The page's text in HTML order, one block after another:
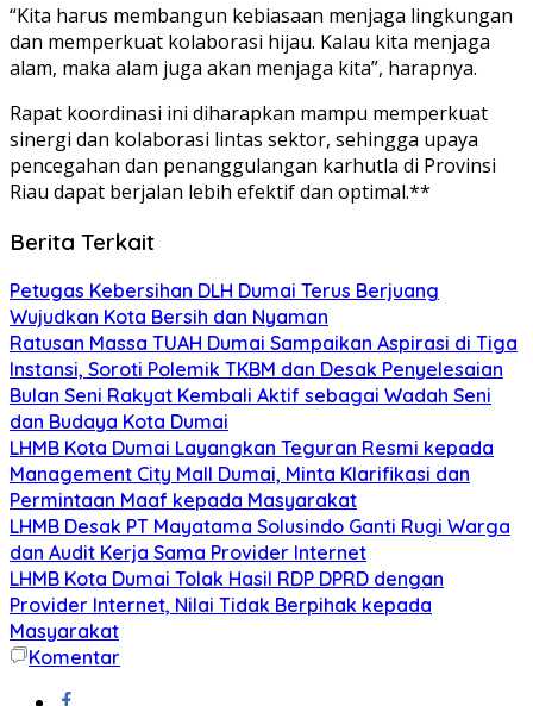
“Kita harus membangun kebiasaan menjaga lingkungan
dan memperkuat kolaborasi hijau. Kalau kita menjaga
alam, maka alam juga akan menjaga kita”, harapnya.
Rapat koordinasi ini diharapkan mampu memperkuat
sinergi dan kolaborasi lintas sektor, sehingga upaya
pencegahan dan penanggulangan karhutla di Provinsi
Riau dapat berjalan lebih efektif dan optimal.**
Berita Terkait
Petugas Kebersihan DLH Dumai Terus Berjuang
Wujudkan Kota Bersih dan Nyaman
Ratusan Massa TUAH Dumai Sampaikan Aspirasi di Tiga
Instansi, Soroti Polemik TKBM dan Desak Penyelesaian
Bulan Seni Rakyat Kembali Aktif sebagai Wadah Seni
dan Budaya Kota Dumai
LHMB Kota Dumai Layangkan Teguran Resmi kepada
Management City Mall Dumai, Minta Klarifikasi dan
Permintaan Maaf kepada Masyarakat
LHMB Desak PT Mayatama Solusindo Ganti Rugi Warga
dan Audit Kerja Sama Provider Internet
LHMB Kota Dumai Tolak Hasil RDP DPRD dengan
Provider Internet, Nilai Tidak Berpihak kepada
Masyarakat
Komentar